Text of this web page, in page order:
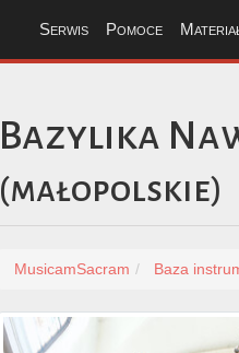
Serwis Pomoce
Bazylika
(małopolskie)
MusicamSacram Baza